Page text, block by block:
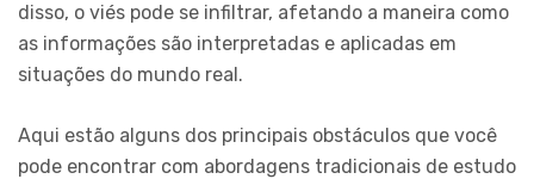
disso, o viés pode se infiltrar, afetando a maneira como
as informações são interpretadas e aplicadas em
situações do mundo real.
Aqui estão alguns dos principais obstáculos que você
pode encontrar com abordagens tradicionais de estudo